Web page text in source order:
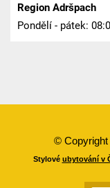
Region Adršpach
Pondělí - pátek:
© Copyright
Stylové ubytování v